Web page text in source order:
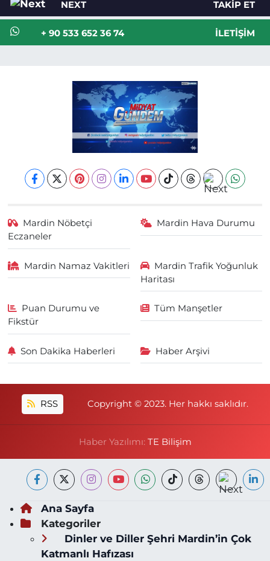
NEXT TAKIP ET
+ 90 533 652 36 74 İLETIŞIM
Mardin Nöbetçi
Eczaneler
Mardin Hava Durumu
Mardin Namaz Vakitleri
Mardin Trafik Yoğunluk
Haritası
Puan Durumu ve
Fikstür
Tüm Manşetler
Son Dakika Haberleri Haber Arşivi
RSS Copyright © 2023. Her hakkı saklıdır.
Haber Yazılımı: TE Bilişim
Ana Sayfa
Kategoriler
Dinler ve Diller Şehri Mardin’in Çok
Katmanlı Hafızası